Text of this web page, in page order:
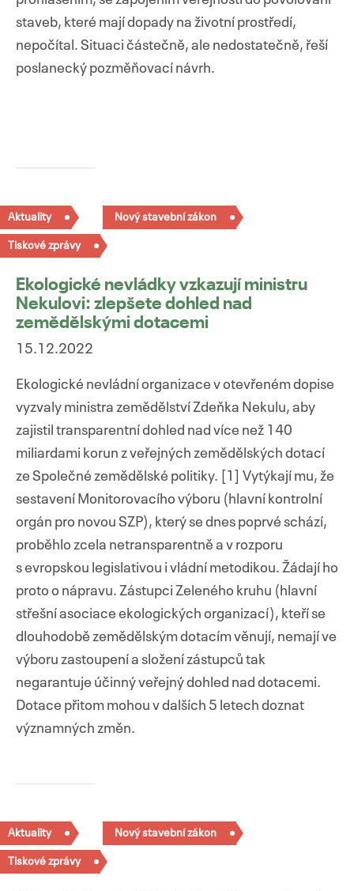
staveb, které mají dopady na životní prostředí,
nepočítal. Situaci částečně, ale nedostatečně, řeší
poslanecký pozměňovací návrh.
Aktuality Nový stavební zákon
Tiskové zprávy
Ekologické nevládky vzkazují ministru
Nekulovi: zlepšete dohled nad
zemědělskými dotacemi
15.12.2022
Ekologické nevládní organizace v otevřeném dopise
vyzvaly ministra zemědělství Zdeňka Nekulu, aby
zajistil transparentní dohled nad více než 140
miliardami korun z veřejných zemědělských dotací
ze Společné zemědělské politiky. [1] Vytýkají mu, že
sestavení Monitorovacího výboru (hlavní kontrolní
orgán pro novou SZP), který se dnes poprvé schází,
proběhlo zcela netransparentně a v rozporu
s evropskou legislativou i vládní metodikou. Žádají ho
proto o nápravu. Zástupci Zeleného kruhu (hlavní
střešní asociace ekologických organizací), kteří se
dlouhodobě zemědělským dotacím věnují, nemají ve
výboru zastoupení a složení zástupců tak
negarantuje účinný veřejný dohled nad dotacemi.
Dotace přitom mohou v dalších 5 letech doznat
významných změn.
Aktuality Nový stavební zákon
Tiskové zprávy